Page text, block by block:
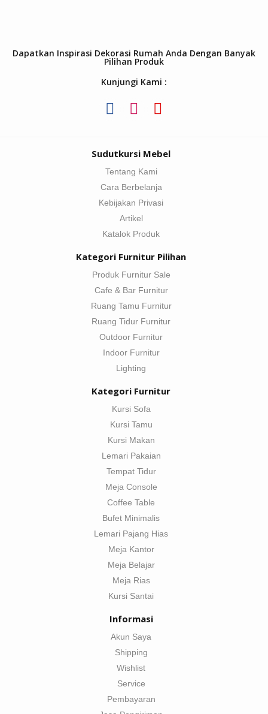
Dapatkan Inspirasi Dekorasi Rumah Anda Dengan Banyak
Pilihan Produk
Kunjungi Kami :
Sudutkursi Mebel
Tentang Kami
Cara Berbelanja
Kebijakan Privasi
Artikel
Katalok Produk
Kategori Furnitur Pilihan
Produk Furnitur Sale
Cafe & Bar Furnitur
Ruang Tamu Furnitur
Ruang Tidur Furnitur
Outdoor Furnitur
Indoor Furnitur
Lighting
Kategori Furnitur
Kursi Sofa
Kursi Tamu
Kursi Makan
Lemari Pakaian
Tempat Tidur
Meja Console
Coffee Table
Bufet Minimalis
Lemari Pajang Hias
Meja Kantor
Meja Belajar
Meja Rias
Kursi Santai
Informasi
Akun Saya
Shipping
Wishlist
Service
Pembayaran